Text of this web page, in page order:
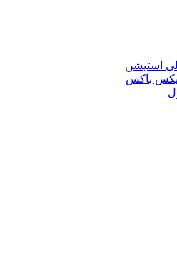
استیشن
باکس